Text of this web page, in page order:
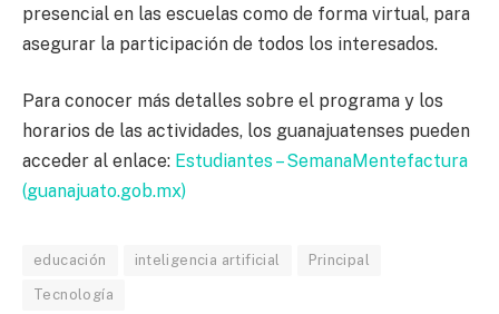
presencial en las escuelas como de forma virtual, para
asegurar la participación de todos los interesados.
Para conocer más detalles sobre el programa y los
horarios de las actividades, los guanajuatenses pueden
acceder al enlace: Estudiantes – SemanaMentefactura
(guanajuato.gob.mx)
educación inteligencia artificial Principal
Tecnología